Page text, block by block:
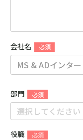
会社名
部門
役職